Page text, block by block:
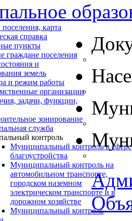
карта
справка
пункты
граждане поселения
и
земель
и режим работы
организации
задачи, функции,
зонирование
служба
контроль
Муниципальный контроль в сфере
благоустройства
Муниципальный контроль на
автомобильном транспорте,
городском наземном
электрическом транспорте и в
дорожном хозяйстве
Муниципальный контроль